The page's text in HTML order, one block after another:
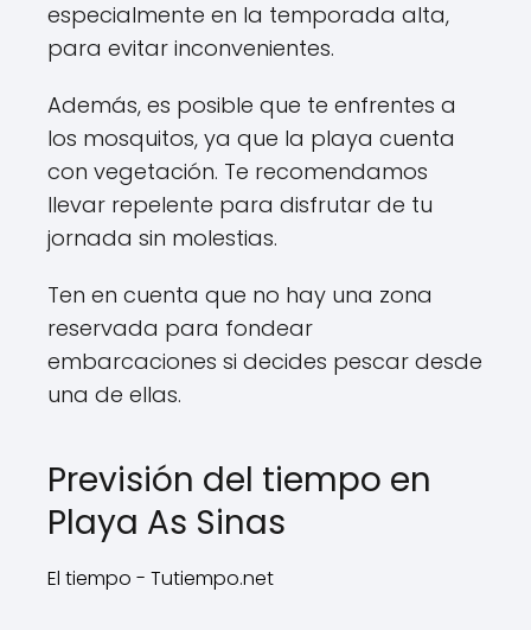
especialmente en la temporada alta,
para evitar inconvenientes.
Además, es posible que te enfrentes a
los mosquitos, ya que la playa cuenta
con vegetación. Te recomendamos
llevar repelente para disfrutar de tu
jornada sin molestias.
Ten en cuenta que no hay una zona
reservada para fondear
embarcaciones si decides pescar desde
una de ellas.
Previsión del tiempo en
Playa As Sinas
El tiempo - Tutiempo.net